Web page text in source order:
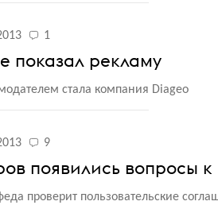
1
показал рекламу
стала компания Diageo
9
появились вопросы
проверит пользовательские